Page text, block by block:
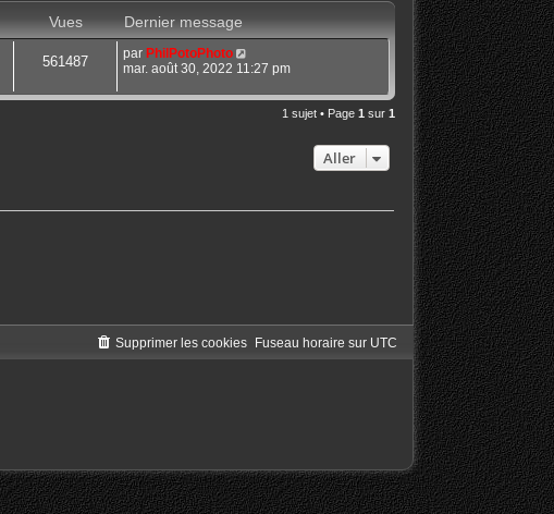
Vues
Dernier message
561487 par PhilPotoPhoto
mar. août 30, 2022 11:27 pm
1 sujet • Page 1 sur 1
Aller
Fuseau horaire sur UTC
Supprimer les cookies